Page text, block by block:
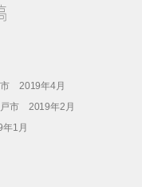
2019年4月
市 2019年2月
1月